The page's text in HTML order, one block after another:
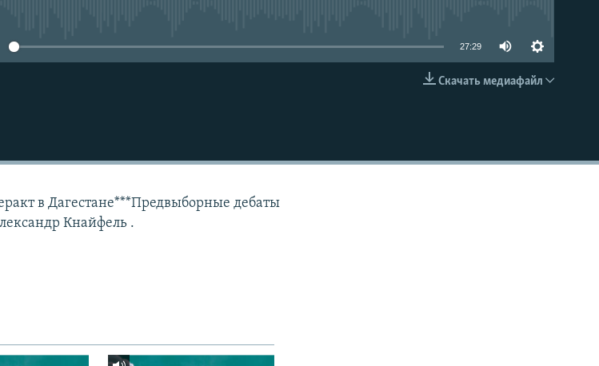
Подписаться
EMBED
27:29
Скачать медиафайл
в Дагестане***Предвыборные дебаты
Кнайфель .